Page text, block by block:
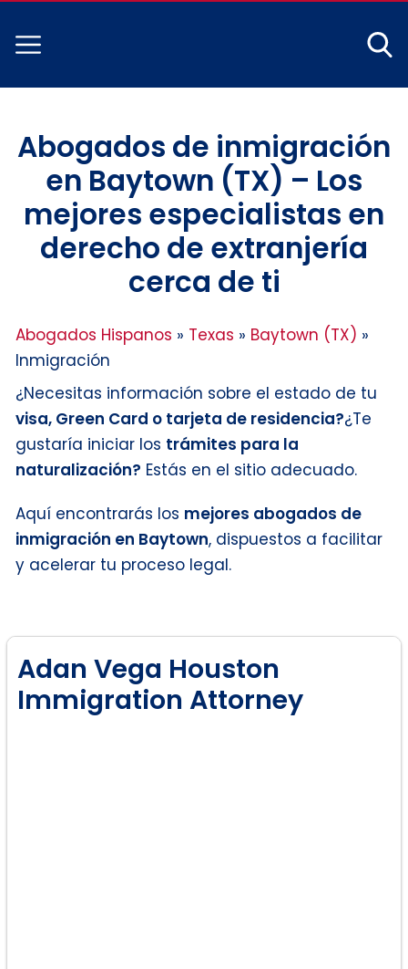
Abogados de inmigración
en Baytown (TX) – Los
mejores especialistas en
derecho de extranjería
cerca de ti
Abogados Hispanos » Texas » Baytown (TX) »
Inmigración
¿Necesitas información sobre el estado de tu
visa, Green Card o tarjeta de residencia?¿Te
gustaría iniciar los trámites para la
naturalización? Estás en el sitio adecuado.
Aquí encontrarás los mejores abogados de
inmigración en Baytown, dispuestos a facilitar
y acelerar tu proceso legal.
Adan Vega Houston
Immigration Attorney